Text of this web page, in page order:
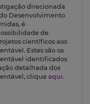
direcionada
Desenvolvimento
é
de
científicos aos
Estes são os
identificados
detalhada dos
clique aqui.